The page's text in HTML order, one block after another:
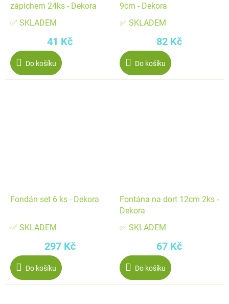
zápichem 24ks - Dekora
✅ SKLADEM
41 Kč
Do košíku
9cm - Dekora
✅ SKLADEM
82 Kč
Do košíku
Fondán set 6 ks - Dekora
✅ SKLADEM
297 Kč
Do košíku
Fontána na dort 12cm 2ks -
Dekora
✅ SKLADEM
67 Kč
Do košíku